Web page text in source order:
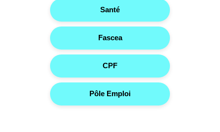
Santé
Fascea
CPF
Pôle Emploi